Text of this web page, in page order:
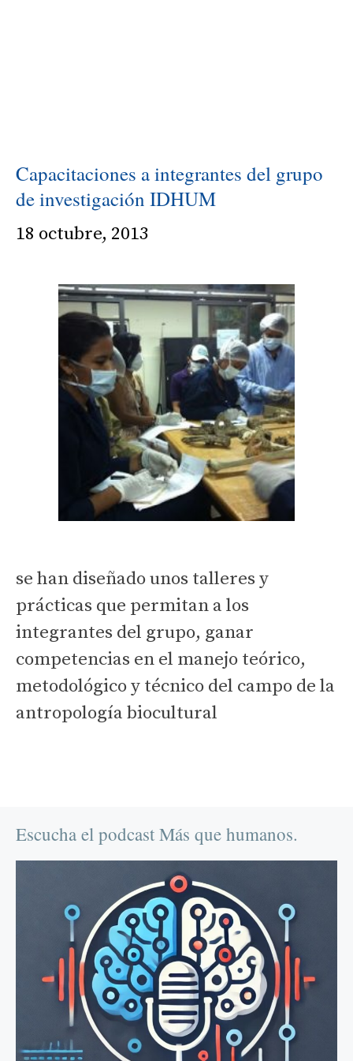
Capacitaciones a integrantes del grupo
de investigación IDHUM
18 octubre, 2013
se han diseñado unos talleres y
prácticas que permitan a los
integrantes del grupo, ganar
competencias en el manejo teórico,
metodológico y técnico del campo de la
antropología biocultural
Escucha el podcast Más que humanos.